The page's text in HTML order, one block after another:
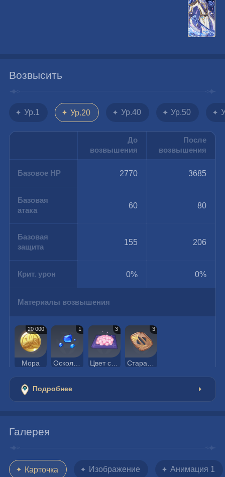
Возвысить
Ур.1 Ур.20 Ур.40 Ур.50
До
возвышения
После
возвышения
Базовое HP 2770 3685
Базовая
атака
60 80
Базовая
защита
155 206
Крит. урон 0% 0%
Материалы возвышения
20 000
Мора
1
Осколок лазурита Варунада
3 3
Подробнее
Галерея
Карточка Изображение Анимация 1